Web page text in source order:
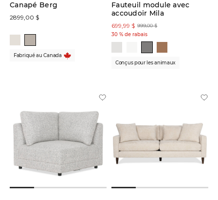
Canapé Berg
2899,00 $
Fabriqué au Canada
Fauteuil module avec
accoudoir Mila
999,00 $
699,99 $
30 % de rabais
Conçus pour les animaux